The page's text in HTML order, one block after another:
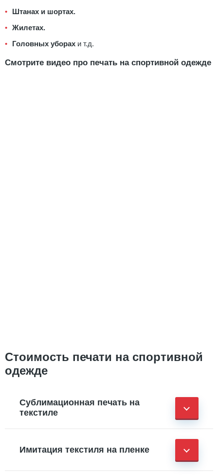
Штанах и шортах.
Жилетах.
Головных уборах и т.д.
Смотрите видео про печать на спортивной одежде
Стоимость печати на спортивной
одежде
Сублимационная печать на
текстиле
Имитация текстиля на пленке